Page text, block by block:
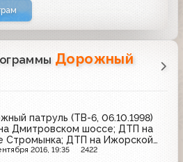
Дорожный
патруль (ТВ-6, 06.10.1998)
Дмитровском шоссе; ДТП на
Стромынка; ДТП на Ижорской
2016, 19:35 2422